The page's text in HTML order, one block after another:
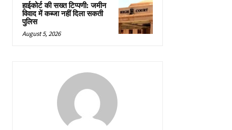
हाईकोर्ट की सख्त टिप्पणी: जमीन
विवाद में कब्जा नहीं दिला सकती
पुलिस
August 5, 2026